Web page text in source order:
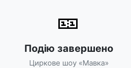
🎫
Подію завершено
Циркове шоу «Мавка»